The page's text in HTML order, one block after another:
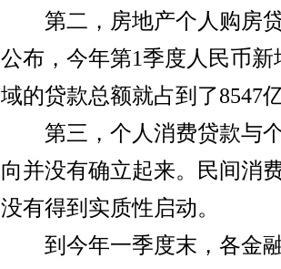
第二，房地产个人购房贷
公布，今年第1季度人民币
域的贷款总额就占到了8547
第三，个人消费贷款与个
向并没有确立起来。民间消
没有得到实质性启动。
到今年一季度末，各金融